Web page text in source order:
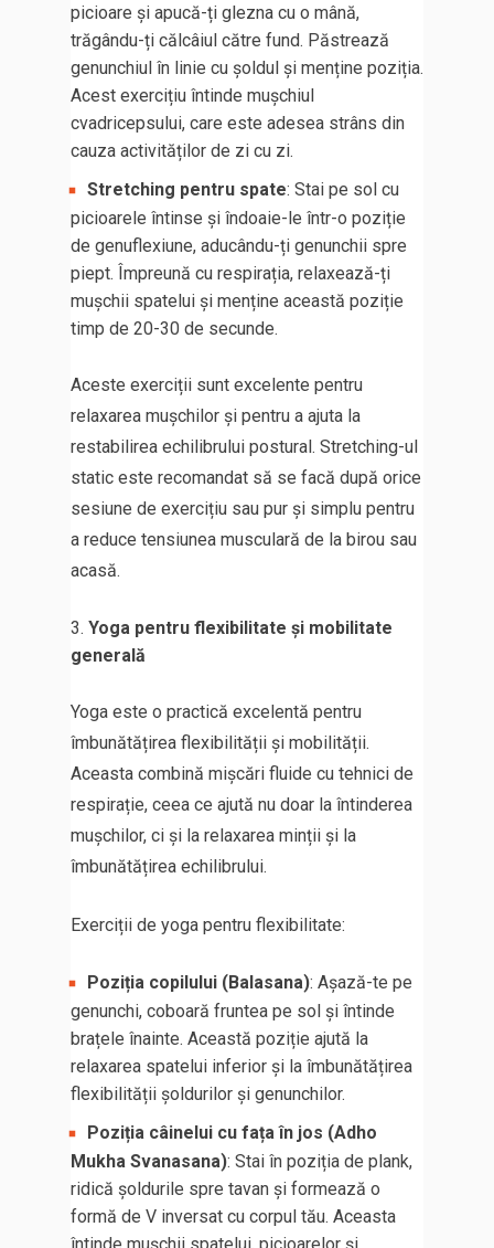
picioare și apucă-ți glezna cu o mână,
trăgându-ți călcâiul către fund. Păstrează
genunchiul în linie cu șoldul și menține poziția.
Acest exercițiu întinde mușchiul
cvadricepsului, care este adesea strâns din
cauza activităților de zi cu zi.
Stretching pentru spate: Stai pe sol cu
picioarele întinse și îndoaie-le într-o poziție
de genuflexiune, aducându-ți genunchii spre
piept. Împreună cu respirația, relaxează-ți
mușchii spatelui și menține această poziție
timp de 20-30 de secunde.
Aceste exerciții sunt excelente pentru
relaxarea mușchilor și pentru a ajuta la
restabilirea echilibrului postural. Stretching-ul
static este recomandat să se facă după orice
sesiune de exercițiu sau pur și simplu pentru
a reduce tensiunea musculară de la birou sau
acasă.
Yoga pentru flexibilitate și mobilitate
generală
Yoga este o practică excelentă pentru
îmbunătățirea flexibilității și mobilității.
Aceasta combină mișcări fluide cu tehnici de
respirație, ceea ce ajută nu doar la întinderea
mușchilor, ci și la relaxarea minții și la
îmbunătățirea echilibrului.
Exerciții de yoga pentru flexibilitate:
Poziția copilului (Balasana): Așază-te pe
genunchi, coboară fruntea pe sol și întinde
brațele înainte. Această poziție ajută la
relaxarea spatelui inferior și la îmbunătățirea
flexibilității șoldurilor și genunchilor.
Poziția câinelui cu fața în jos (Adho
Mukha Svanasana): Stai în poziția de plank,
ridică șoldurile spre tavan și formează o
formă de V inversat cu corpul tău. Aceasta